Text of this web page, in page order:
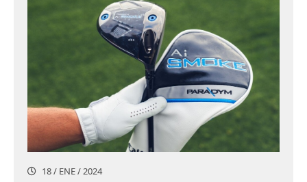
18 / ENE / 2024